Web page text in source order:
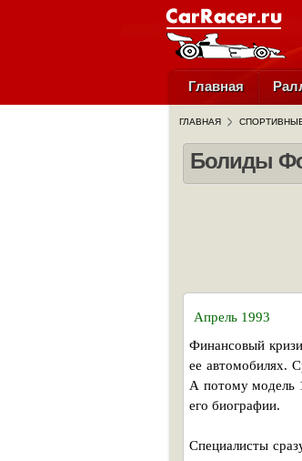
Главная
ГЛАВНАЯ
Болиды
Апрель 1993
Финансовый
ее автомобилях.
А потому модель
его биографии.
Специалисты